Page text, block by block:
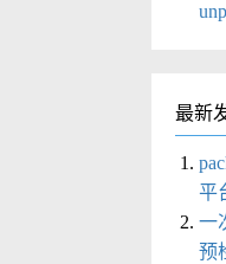
最新
平
一
预